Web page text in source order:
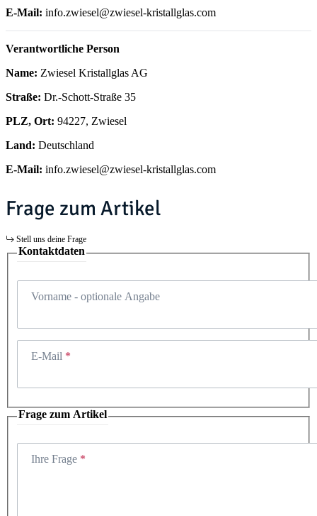
E-Mail: info.zwiesel@zwiesel-kristallglas.com
Verantwortliche Person
Name: Zwiesel Kristallglas AG
Straße: Dr.-Schott-Straße 35
PLZ, Ort: 94227, Zwiesel
Land: Deutschland
E-Mail: info.zwiesel@zwiesel-kristallglas.com
Frage zum Artikel
Stell uns deine Frage
Kontaktdaten
Vorname - optionale Angabe
E-Mail
Frage zum Artikel
Ihre Frage